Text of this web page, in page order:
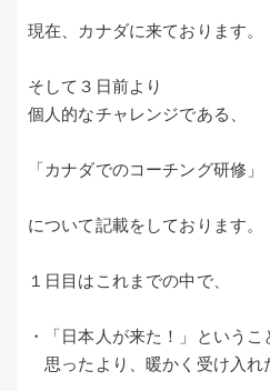
現在、カナダに来ております。
そして３日前より
個人的なチャレンジである、
「カナダでのコーチング研修」
について記載をしております。
１日目はこれまでの中で、
・「日本人が来た！」というこ
思ったより、暖かく受け入れ